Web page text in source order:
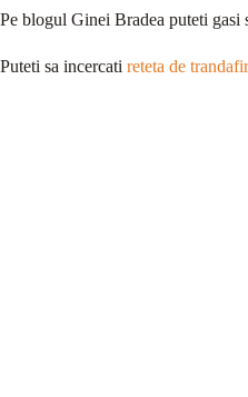
Pe blogul Ginei Bradea puteti gasi
Puteti sa incercati reteta de